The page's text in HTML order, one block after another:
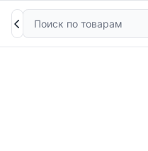
Поиск